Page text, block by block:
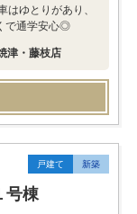
はゆとりがあり、
で通学安心◎
津・藤枝店
戸建て 新築
号棟